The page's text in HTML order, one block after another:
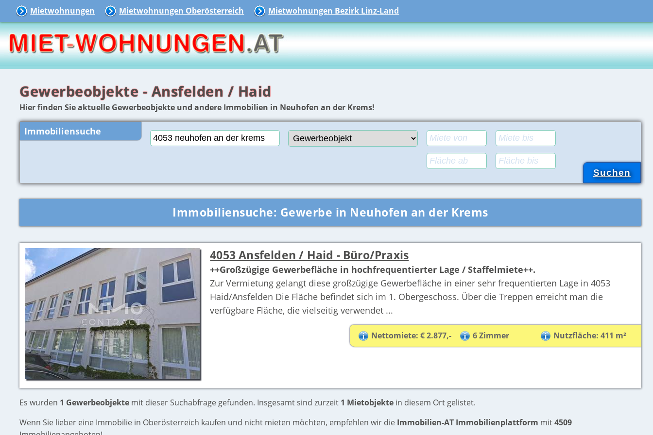
Mietwohnungen Mietwohnungen Oberösterreich Mietwohnungen Bezirk Linz-Land
Gewerbeobjekte - Ansfelden / Haid
Hier finden Sie aktuelle Gewerbeobjekte und andere Immobilien in Neuhofen an der Krems!
Immobiliensuche
Immobiliensuche: Gewerbe in Neuhofen an der Krems
4053 Ansfelden / Haid - Büro/Praxis
++Großzügige Gewerbefläche in hochfrequentierter Lage / Staffelmiete++.
Zur Vermietung gelangt diese großzügige Gewerbefläche in einer sehr frequentierten Lage in 4053
Haid/Ansfelden Die Fläche befindet sich im 1. Obergeschoss. Über die Treppen erreicht man die
verfügbare Fläche, die vielseitig verwendet ...
Nettomiete: € 2.877,- 6 Zimmer Nutzfläche: 411 m²
Es wurden 1 Gewerbeobjekte mit dieser Suchabfrage gefunden. Insgesamt sind zurzeit 1 Mietobjekte in diesem Ort gelistet.
Wenn Sie lieber eine Immobilie in Oberösterreich kaufen und nicht mieten möchten, empfehlen wir die Immobilien-AT Immobilienplattform mit4509